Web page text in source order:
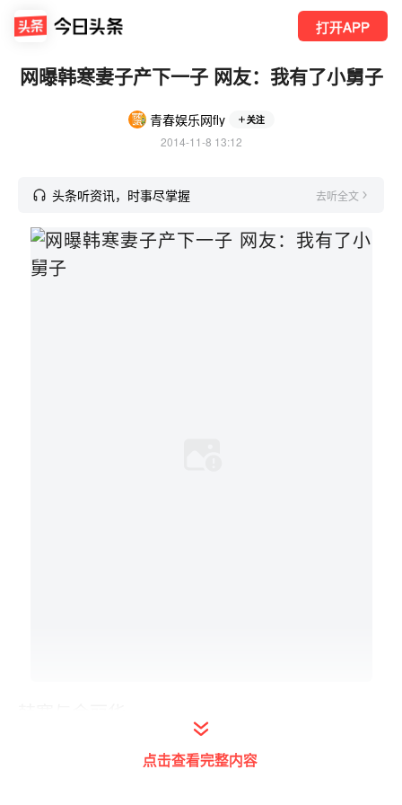
打开APP
网曝韩寒妻子产下一子 网友：我有了小舅子
青春娱乐网fly 关注
2014-11-8 13:12
头条听资讯，时事尽掌握 去听全文
早在韩寒传出与赵卓娜的绯闻时，就曾传出韩
点击查看完整内容